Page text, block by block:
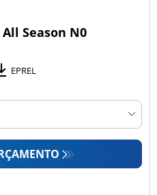
Season N0
EPREL